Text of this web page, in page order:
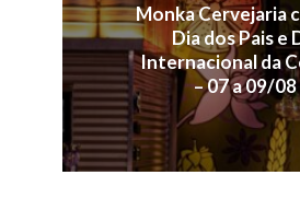
Monka Cervejaria
Dia dos Pais e
Internacional da
– 07 a 09/08